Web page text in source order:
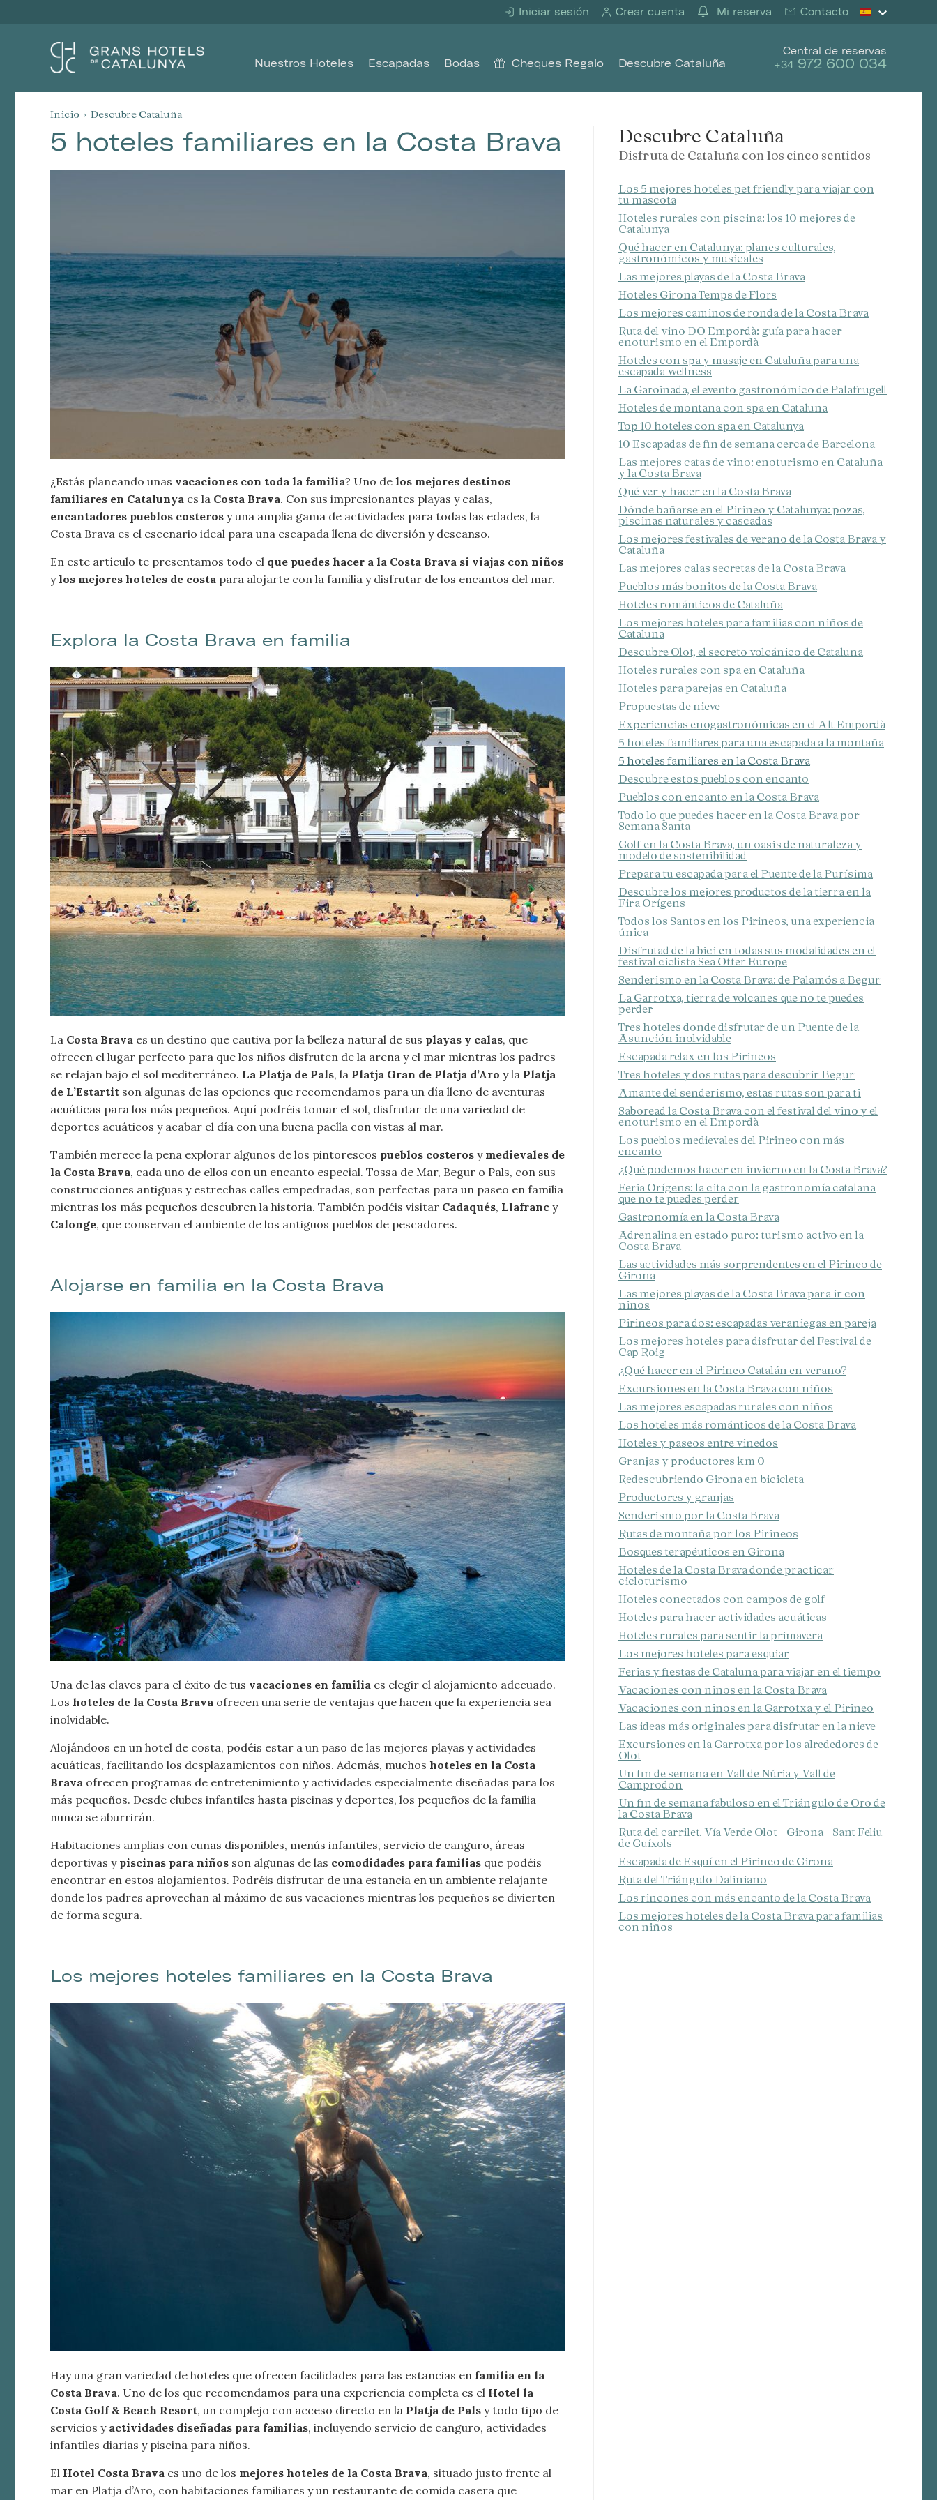
Iniciar sesión Crear cuenta Mi reserva Contacto
Nuestros Hoteles Escapadas Bodas Cheques Regalo Descubre Cataluña
Central de reservas
+34 972 600 034
Inicio Descubre Cataluña
5 hoteles familiares en la Costa Brava
¿Estás planeando unas vacaciones con toda la familia? Uno de los mejores destinos
familiares en Catalunya es la Costa Brava. Con sus impresionantes playas y calas,
encantadores pueblos costeros y una amplia gama de actividades para todas las edades, la
Costa Brava es el escenario ideal para una escapada llena de diversión y descanso.
En este artículo te presentamos todo el que puedes hacer a la Costa Brava si viajas con niños
ylos mejores hoteles de costa para alojarte con la familia y disfrutar de los encantos del mar.
Explora la Costa Brava en familia
La Costa Brava es un destino que cautiva por la belleza natural de sus playas y calas, que
ofrecen el lugar perfecto para que los niños disfruten de la arena y el mar mientras los padres
se relajan bajo el sol mediterráneo. La Platja de Pals, la Platja Gran de Platja d’Aro y la Platja
de L’Estartit son algunas de las opciones que recomendamos para un día lleno de aventuras
acuáticas para los más pequeños. Aquí podréis tomar el sol, disfrutar de una variedad de
deportes acuáticos y acabar el día con una buena paella con vistas al mar.
También merece la pena explorar algunos de los pintorescos pueblos costeros ymedievales de
la Costa Brava, cada uno de ellos con un encanto especial. Tossa de Mar, Begur o Pals, con sus
construcciones antiguas y estrechas calles empedradas, son perfectas para un paseo en familia
mientras los más pequeños descubren la historia. También podéis visitar Cadaqués, Llafranc y
Calonge, que conservan el ambiente de los antiguos pueblos de pescadores.
Alojarse en familia en la Costa Brava
Una de las claves para el éxito de tus vacaciones en familia es elegir el alojamiento adecuado.
Los hoteles de la Costa Brava ofrecen una serie de ventajas que hacen que la experiencia sea
inolvidable.
Alojándoos en un hotel de costa, podéis estar a un paso de las mejores playas y actividades
acuáticas, facilitando los desplazamientos con niños. Además, muchos hoteles en la Costa
Brava ofrecen programas de entretenimiento y actividades especialmente diseñadas para los
más pequeños. Desde clubes infantiles hasta piscinas y deportes, los pequeños de la familia
nunca se aburrirán.
Habitaciones amplias con cunas disponibles, menús infantiles, servicio de canguro, áreas
deportivas y piscinas para niños son algunas de las comodidades para familias que podéis
encontrar en estos alojamientos. Podréis disfrutar de una estancia en un ambiente relajante
donde los padres aprovechan al máximo de sus vacaciones mientras los pequeños se divierten
de forma segura.
Los mejores hoteles familiares en la Costa Brava
Hay una gran variedad de hoteles que ofrecen facilidades para las estancias en familia en la
Costa Brava. Uno de los que recomendamos para una experiencia completa es el Hotel la
Costa Golf & Beach Resort, un complejo con acceso directo en la Platja de Pals y todo tipo de
servicios y actividades diseñadas para familias, incluyendo servicio de canguro, actividades
infantiles diarias y piscina para niños.
El Hotel Costa Brava es uno de los mejores hoteles de la Costa Brava, situado justo frente al
mar en Platja d’Aro, con habitaciones familiares y un restaurante de comida casera que
Descubre Cataluña
Disfruta de Cataluña con los cinco sentidos
Los 5 mejores hoteles pet friendly para viajar con
tu mascota
Hoteles rurales con piscina: los 10 mejores de
Catalunya
Qué hacer en Catalunya: planes culturales,
gastronómicos y musicales
Las mejores playas de la Costa Brava
Hoteles Girona Temps de Flors
Los mejores caminos de ronda de la Costa Brava
Ruta del vino DO Empordà: guía para hacer
enoturismo en el Empordà
Hoteles con spa y masaje en Cataluña para una
escapada wellness
La Garoinada, el evento gastronómico de Palafrugell
Hoteles de montaña con spa en Cataluña
Top 10 hoteles con spa en Catalunya
10 Escapadas de fin de semana cerca de Barcelona
Las mejores catas de vino: enoturismo en Cataluña
y la Costa Brava
Qué ver y hacer en la Costa Brava
Dónde bañarse en el Pirineo y Catalunya: pozas,
piscinas naturales y cascadas
Los mejores festivales de verano de la Costa Brava y
Cataluña
Las mejores calas secretas de la Costa Brava
Pueblos más bonitos de la Costa Brava
Hoteles románticos de Cataluña
Los mejores hoteles para familias con niños de
Cataluña
Descubre Olot, el secreto volcánico de Cataluña
Hoteles rurales con spa en Cataluña
Hoteles para parejas en Cataluña
Propuestas de nieve
Experiencias enogastronómicas en el Alt Empordà
5 hoteles familiares para una escapada a la montaña
5 hoteles familiares en la Costa Brava
Descubre estos pueblos con encanto
Pueblos con encanto en la Costa Brava
Todo lo que puedes hacer en la Costa Brava por
Semana Santa
Golf en la Costa Brava, un oasis de naturaleza y
modelo de sostenibilidad
Prepara tu escapada para el Puente de la Purísima
Descubre los mejores productos de la tierra en la
Fira Orígens
Todos los Santos en los Pirineos, una experiencia
única
Disfrutad de la bici en todas sus modalidades en el
festival ciclista Sea Otter Europe
Senderismo en la Costa Brava: de Palamós a Begur
La Garrotxa, tierra de volcanes que no te puedes
perder
Tres hoteles donde disfrutar de un Puente de la
Asunción inolvidable
Escapada relax en los Pirineos
Tres hoteles y dos rutas para descubrir Begur
Amante del senderismo, estas rutas son para ti
Saboread la Costa Brava con el festival del vino y el
enoturismo en el Empordà
Los pueblos medievales del Pirineo con más
encanto
¿Qué podemos hacer en invierno en la Costa Brava?
Feria Orígens: la cita con la gastronomía catalana
que no te puedes perder
Gastronomía en la Costa Brava
Adrenalina en estado puro: turismo activo en la
Costa Brava
Las actividades más sorprendentes en el Pirineo de
Girona
Las mejores playas de la Costa Brava para ir con
niños
Pirineos para dos: escapadas veraniegas en pareja
Los mejores hoteles para disfrutar del Festival de
Cap Roig
¿Qué hacer en el Pirineo Catalán en verano?
Excursiones en la Costa Brava con niños
Las mejores escapadas rurales con niños
Los hoteles más románticos de la Costa Brava
Hoteles y paseos entre viñedos
Granjas y productores km 0
Redescubriendo Girona en bicicleta
Productores y granjas
Senderismo por la Costa Brava
Rutas de montaña por los Pirineos
Bosques terapéuticos en Girona
Hoteles de la Costa Brava donde practicar
cicloturismo
Hoteles conectados con campos de golf
Hoteles para hacer actividades acuáticas
Hoteles rurales para sentir la primavera
Los mejores hoteles para esquiar
Ferias y fiestas de Cataluña para viajar en el tiempo
Vacaciones con niños en la Costa Brava
Vacaciones con niños en la Garrotxa y el Pirineo
Las ideas más originales para disfrutar en la nieve
Excursiones en la Garrotxa por los alrededores de
Olot
Un fin de semana en Vall de Núria y Vall de
Camprodon
Un fin de semana fabuloso en el Triángulo de Oro de
la Costa Brava
Ruta del carrilet. Vía Verde Olot - Girona - Sant Feliu
de Guíxols
Escapada de Esquí en el Pirineo de Girona
Ruta del Triángulo Daliniano
Los rincones con más encanto de la Costa Brava
Los mejores hoteles de la Costa Brava para familias
con niños
Modificar cookies
Técnicas y funcionales
Siempre activas
Este sitio web utiliza Cookies propias para recopilar información con la finalidad de
mejorar nuestros servicios. Si continua navegando, supone la aceptación de la
instalación de las mismas. El usuario tiene la posibilidad de configurar su navegador
pudiendo, si así lo desea, impedir que sean instaladas en su disco duro, aunque
deberá tener en cuenta que dicha acción podrá ocasionar dificultades de navegación
Analíticas y personalización
Permiten realizar el seguimiento y análisis del comportamiento de los usuarios de este
sitio web. La información recogida mediante este tipo de cookies se utiliza en la
medición de la actividad de la web para la elaboración de perfiles de navegación de
los usuarios con el fin de introducir mejoras en función del análisis de los datos de uso
que hacen los usuarios del servicio. Permiten guardar la información de preferencia
del usuario para mejorar la calidad de nuestros servicios y para ofrecer una mejor
experiencia a través de productos recomendados.
Marketing y publicidad
Estas cookies son utilizadas para almacenar información sobre las preferencias y
elecciones personales del usuario a través de la observación continuada de sus
hábitos de navegación. Gracias a ellas, podemos conocer los hábitos de navegación
en el sitio web y mostrar publicidad relacionada con el perfil de navegación del
usuario.
Guardar configuración Aceptar todas